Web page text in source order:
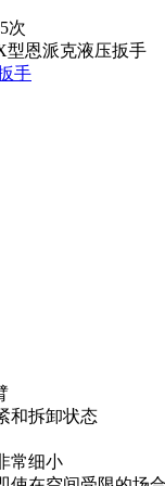
次
型恩派克液压扳手
和拆卸状态
常细小